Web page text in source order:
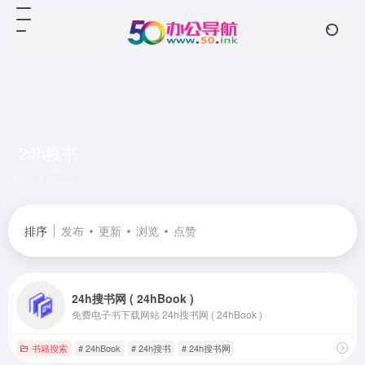
排序 发布 更新 浏览 点赞
24h搜书网 ( 24hBook )
免费电子书下载网站 24h搜书网 ( 24hBook )
书籍搜索 # 24hBook # 24h搜书 # 24h搜书网